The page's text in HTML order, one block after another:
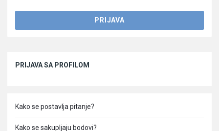
PRIJAVA SA PROFILOM
Kako se postavlja pitanje?
Kako se sakupljaju bodovi?